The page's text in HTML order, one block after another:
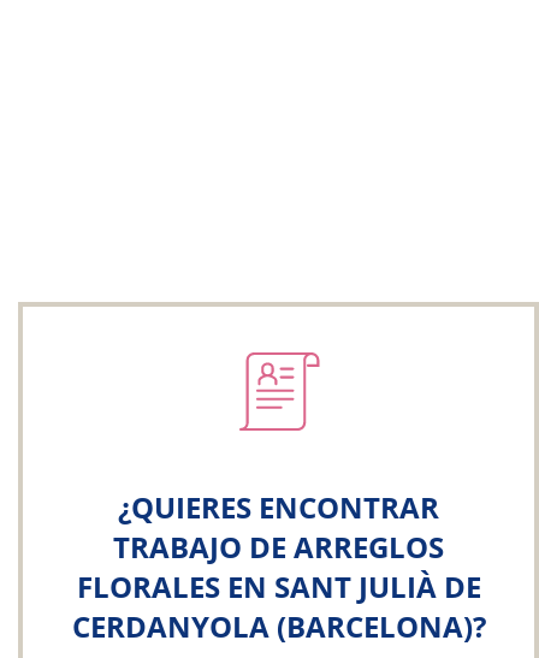
¿QUIERES ENCONTRAR
TRABAJO DE ARREGLOS
FLORALES EN SANT JULIÀ DE
CERDANYOLA (BARCELONA)?